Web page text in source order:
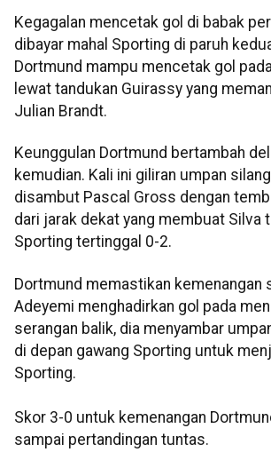
Kegagalan mencetak gol di babak
dibayar mahal Sporting di paruh
Dortmund mampu mencetak gol
lewat tandukan Guirassy yang
Julian Brandt.
Keunggulan Dortmund bertambah
kemudian. Kali ini giliran umpan
disambut Pascal Gross dengan
dari jarak dekat yang membuat Silva
Sporting tertinggal 0-2.
Dortmund memastikan kemenangan
Adeyemi menghadirkan gol pada
serangan balik, dia menyambar
di depan gawang Sporting untuk
Sporting.
Skor 3-0 untuk kemenangan
sampai pertandingan tuntas.